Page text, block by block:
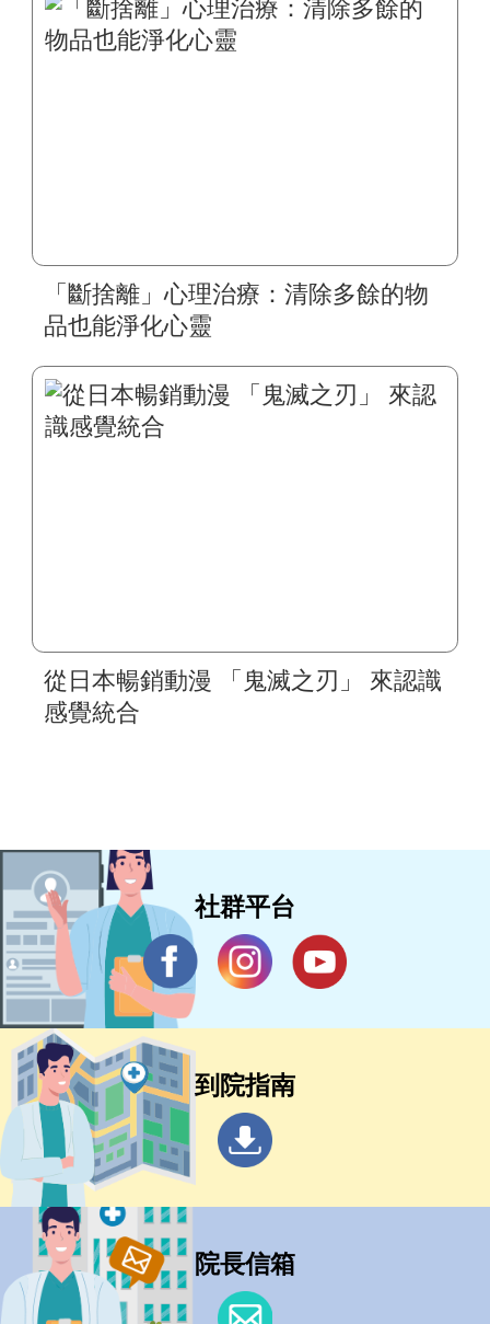
「斷捨離」心理治療：清除多餘的物
品也能淨化心靈
從日本暢銷動漫 「鬼滅之刃」 來認識
感覺統合
社群平台
到院指南
院長信箱